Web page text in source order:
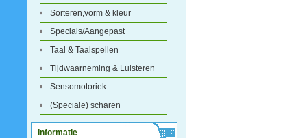
Sorteren,vorm & kleur
Specials/Aangepast
Taal & Taalspellen
Tijdwaarneming & Luisteren
Sensomotoriek
(Speciale) scharen
Informatie